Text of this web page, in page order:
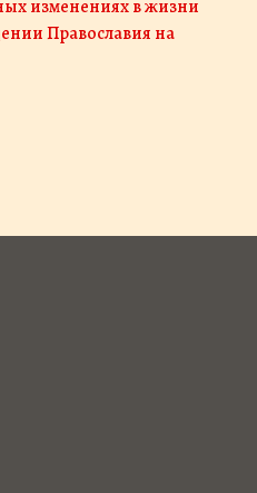
изменениях в жизни
Православия на